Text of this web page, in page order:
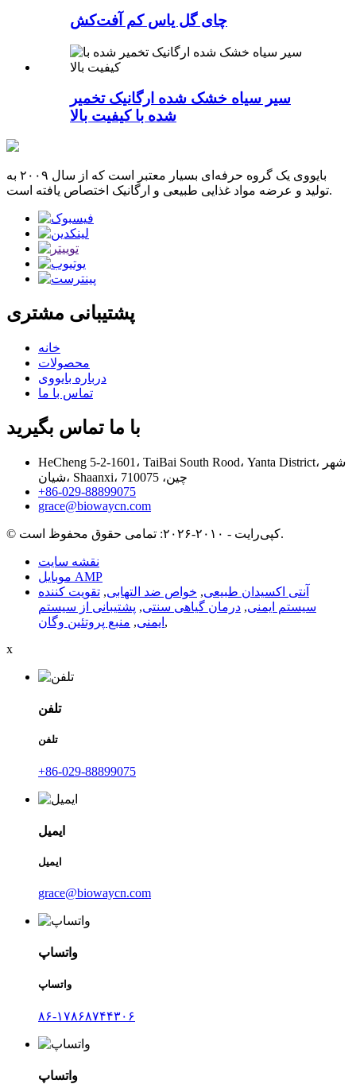
چای گل یاس کم آفت‌کش
سیر سیاه خشک شده ارگانیک تخمیر
شده با کیفیت بالا
بایووی یک گروه حرفه‌ای بسیار معتبر است که از سال ۲۰۰۹ به
تولید و عرضه مواد غذایی طبیعی و ارگانیک اختصاص یافته است.
پشتیبانی مشتری
خانه
محصولات
درباره بایووی
تماس با ما
با ما تماس بگیرید
HeCheng 5-2-1601، TaiBai South Rood، Yanta District، شهر
شیان، Shaanxi، چین، 710075
‎+86-029-88899075‎
grace@biowaycn.com
© کپی‌رایت - ۲۰۱۰-۲۰۲۶: تمامی حقوق محفوظ است.
نقشه سایت
موبایل AMP
آنتی اکسیدان طبیعی, خواص ضد التهابی, تقویت کننده
سیستم ایمنی, درمان گیاهی سنتی, پشتیبانی از سیستم
ایمنی, منبع پروتئین وگان
,
x
تلفن
تلفن
‎+86-029-88899075‎
ایمیل
ایمیل
grace@biowaycn.com
واتساپ
واتساپ
۸۶-۱۷۸۶۸۷۴۴۳۰۶
واتساپ